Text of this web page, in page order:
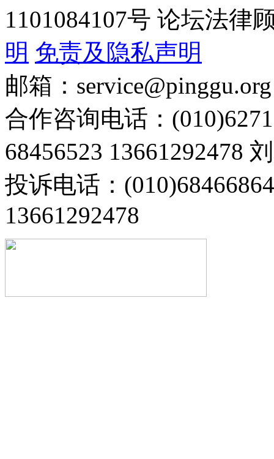
1101084107号 论坛法律
明 免责及隐私声明
邮箱：service@pinggu.org
合作咨询电话：
68456523 13661292478
投诉电话：
13661292478